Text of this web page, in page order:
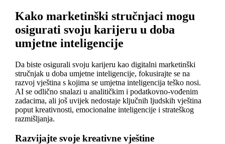
Kako marketinški stručnjaci mogu
osigurati svoju karijeru u doba
umjetne inteligencije
Da biste osigurali svoju karijeru kao digitalni marketinški
stručnjak u doba umjetne inteligencije, fokusirajte se na
razvoj vještina s kojima se umjetna inteligencija teško nosi.
AI se odlično snalazi u analitičkim i podatkovno-vođenim
zadacima, ali još uvijek nedostaje ključnih ljudskih vještina
poput kreativnosti, emocionalne inteligencije i strateškog
razmišljanja.
Razvijajte svoje kreativne vještine